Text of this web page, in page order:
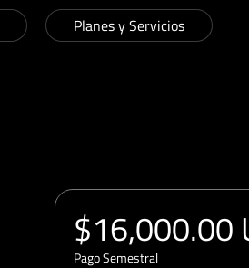
Planes y Servicios
$16,000.00
Pago Semestral